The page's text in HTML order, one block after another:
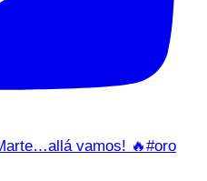
vamos! 🔥#oro